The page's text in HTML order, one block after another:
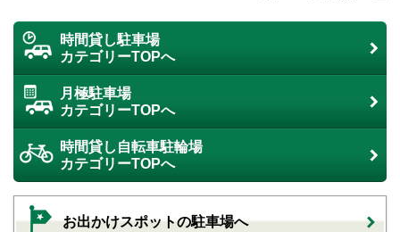
時間貸し駐車場
カテゴリーTOPへ
月極駐車場
カテゴリーTOPへ
時間貸し自転車駐輪場
カテゴリーTOPへ
お出かけスポットの駐車場へ